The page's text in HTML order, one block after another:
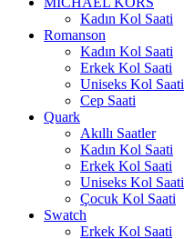
Kadın Kol Saati
Romanson
Kadın Kol Saati
Erkek Kol Saati
Uniseks Kol Saati
Cep Saati
Quark
Akıllı Saatler
Kadın Kol Saati
Erkek Kol Saati
Uniseks Kol Saati
Çocuk Kol Saati
Swatch
Erkek Kol Saati